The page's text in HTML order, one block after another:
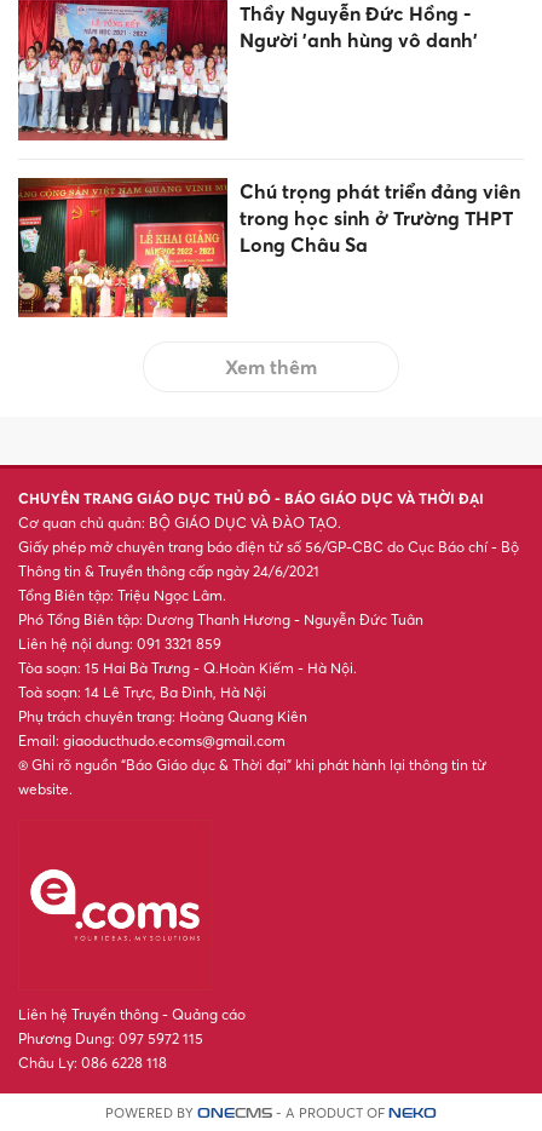
Thầy Nguyễn Đức Hồng -
Người 'anh hùng vô danh'
Chú trọng phát triển đảng viên
trong học sinh ở Trường THPT
Long Châu Sa
Xem thêm
CHUYÊN TRANG GIÁO DỤC THỦ ĐÔ - BÁO GIÁO DỤC VÀ THỜI ĐẠI
Cơ quan chủ quản: BỘ GIÁO DỤC VÀ ĐÀO TẠO.
Giấy phép mở chuyên trang báo điện tử số 56/GP-CBC do Cục Báo chí - Bộ
Thông tin & Truyền thông cấp ngày 24/6/2021
Tổng Biên tập: Triệu Ngọc Lâm.
Phó Tổng Biên tập: Dương Thanh Hương - Nguyễn Đức Tuân
Liên hệ nội dung: 091 3321 859
Tòa soạn: 15 Hai Bà Trưng - Q.Hoàn Kiếm - Hà Nội.
Toà soạn: 14 Lê Trực, Ba Đình, Hà Nội
Phụ trách chuyên trang: Hoàng Quang Kiên
Email: giaoducthudo.ecoms@gmail.com
® Ghi rõ nguồn “Báo Giáo dục & Thời đại” khi phát hành lại thông tin từ
website.
Liên hệ Truyền thông - Quảng cáo
Phương Dung: 097 5972 115
Châu Ly: 086 6228 118
POWERED BY ONECMS - A PRODUCT OF NEKO